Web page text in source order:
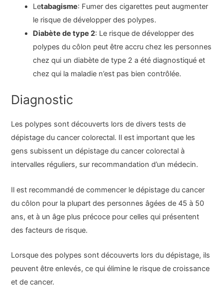
Letabagisme: Fumer des cigarettes peut augmenter
le risque de développer des polypes.
Diabète de type 2: Le risque de développer des
polypes du côlon peut être accru chez les personnes
chez qui un diabète de type 2 a été diagnostiqué et
chez qui la maladie n’est pas bien contrôlée.
Diagnostic
Les polypes sont découverts lors de divers tests de
dépistage du cancer colorectal. Il est important que les
gens subissent un dépistage du cancer colorectal à
intervalles réguliers, sur recommandation d’un médecin.
Il est recommandé de commencer le dépistage du cancer
du côlon pour la plupart des personnes âgées de 45 à 50
ans, et à un âge plus précoce pour celles qui présentent
des facteurs de risque.
Lorsque des polypes sont découverts lors du dépistage, ils
peuvent être enlevés, ce qui élimine le risque de croissance
et de cancer.